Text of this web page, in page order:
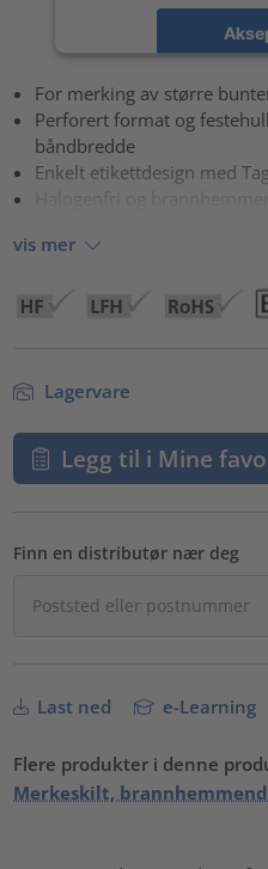
For merking av større
Perforert format og
båndbredde
Enkelt etikettdesign med
Halogenfri og
vis mer
Lagervare
Legg til i Mine
Finn en distributør nær deg
Last ned e-Learning
Flere produkter i denne
Merkeskilt,